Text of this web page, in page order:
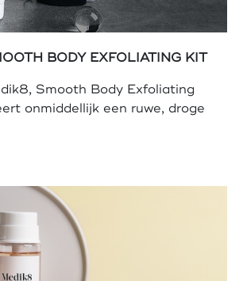
BODY EXFOLIATING KIT
Smooth Body Exfoliating
onmiddellijk een ruwe, droge